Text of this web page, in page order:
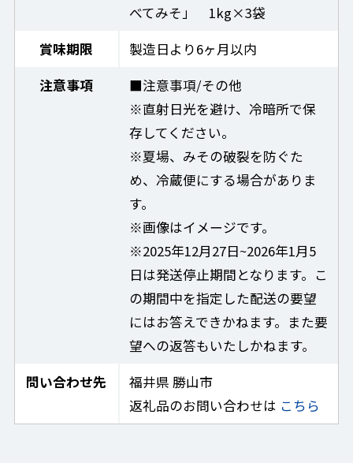
べてみそ」 1kg×3袋
賞味期限
製造日より6ヶ月以内
注意事項
■注意事項/その他
※直射日光を避け、冷暗所で保
存してください。
※夏場、みその破裂を防ぐた
め、冷蔵便にする場合がありま
す。
※画像はイメージです。
※2025年12月27日~2026年1月5
日は発送停止期間となります。こ
の期間中を指定した配送の要望
にはお答えできかねます。また要
望への返答もいたしかねます。
問い合わせ先
福井県 勝山市
返礼品のお問い合わせは こちら